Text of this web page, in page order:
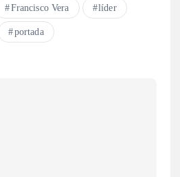
Francisco Vera líder
portada